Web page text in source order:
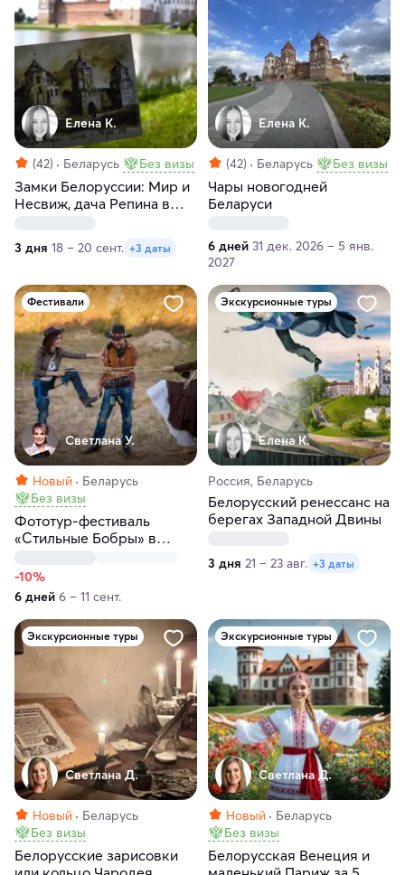
Елена К.
(42) Беларусь Без визы
Замки Белоруссии: Мир и
Несвиж, дача Репина в
3 дня 18 – 20 сент. +3 даты
Елена К.
(42) Беларусь Без визы
Чары новогодней
Беларуси
6 дней 31 дек. 2026 – 5 янв.
2027
Фестивали
Светлана У.
Новый
Беларусь
Без визы
Фототур-фестиваль
«Стильные Бобры» в
-10%
6 дней 6 – 11 сент.
Экскурсионные туры
Елена К.
Россия, Беларусь
Белорусский ренессанс на
берегах Западной Двины
3 дня 21 – 23 авг. +3 даты
Экскурсионные туры
Светлана Д.
Новый
Беларусь
Без визы
Белорусские зарисовки
Экскурсионные туры
Светлана Д.
Новый
Беларусь
Без визы
Белорусская Венеция и